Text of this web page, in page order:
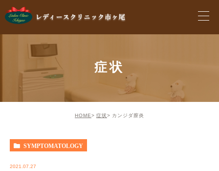
症状
HOME 症状 カンジダ膣炎
SYMPTOMATOLOGY
2021.07.27